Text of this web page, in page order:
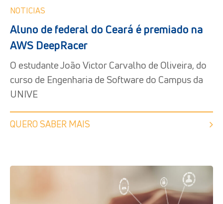
NOTICIAS
Aluno de federal do Ceará é premiado na
AWS DeepRacer
O estudante João Victor Carvalho de Oliveira, do
curso de Engenharia de Software do Campus da
UNIVE
QUERO SABER MAIS